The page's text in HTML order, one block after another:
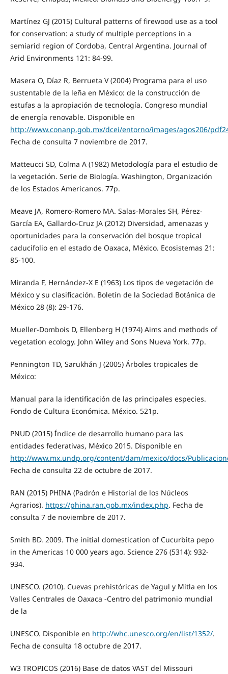
Martínez GJ (2015) Cultural patterns of firewood use as a tool
for conservation: a study of multiple perceptions in a
semiarid region of Cordoba, Central Argentina. Journal of
Arid Environments 121: 84-99.
Masera O, Díaz R, Berrueta V (2004) Programa para el uso
sustentable de la leña en México: de la construcción de
estufas a la apropiación de tecnología. Congreso mundial
de energía renovable. Disponible en
http://www.conanp.gob.mx/dcei/entorno/images/agos206/
Fecha de consulta 7 noviembre de 2017.
Matteucci SD, Colma A (1982) Metodología para el estudio de
la vegetación. Serie de Biología. Washington, Organización
de los Estados Americanos. 77p.
Meave JA, Romero-Romero MA. Salas-Morales SH, Pérez-
García EA, Gallardo-Cruz JA (2012) Diversidad, amenazas y
oportunidades para la conservación del bosque tropical
caducifolio en el estado de Oaxaca, México. Ecosistemas 21:
85-100.
Miranda F, Hernández-X E (1963) Los tipos de vegetación de
México y su clasificación. Boletín de la Sociedad Botánica de
México 28 (8): 29-176.
Mueller-Dombois D, Ellenberg H (1974) Aims and methods of
vegetation ecology. John Wiley and Sons Nueva York. 77p.
Pennington TD, Sarukhán J (2005) Árboles tropicales de
México:
Manual para la identificación de las principales especies.
Fondo de Cultura Económica. México. 521p.
PNUD (2015) Índice de desarrollo humano para las
entidades federativas, México 2015. Disponible en
http://www.mx.undp.org/content/dam/mexico/docs/
Fecha de consulta 22 de octubre de 2017.
RAN (2015) PHINA (Padrón e Historial de los Núcleos
Agrarios). https://phina.ran.gob.mx/index.php. Fecha de
consulta 7 de noviembre de 2017.
Smith BD. 2009. The initial domestication of Cucurbita pepo
in the Americas 10 000 years ago. Science 276 (5314): 932-
934.
UNESCO. (2010). Cuevas prehistóricas de Yagul y Mitla en los
Valles Centrales de Oaxaca -Centro del patrimonio mundial
de la
UNESCO. Disponible en http://whc.unesco.org/en/list/1352/.
Fecha de consulta 18 octubre de 2017.
W3 TROPICOS (2016) Base de datos VAST del Missouri